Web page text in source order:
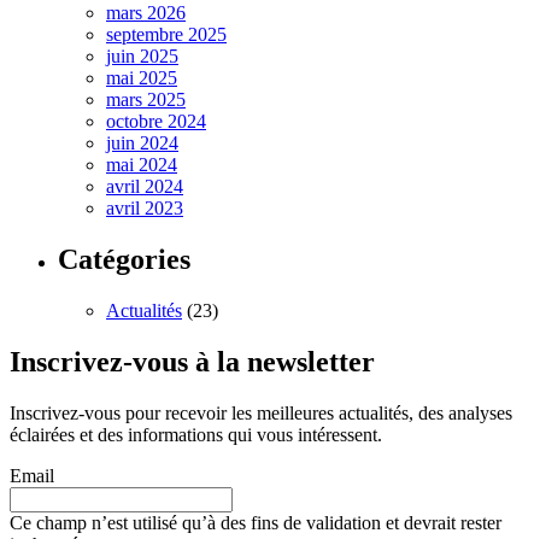
mars 2026
septembre 2025
juin 2025
mai 2025
mars 2025
octobre 2024
juin 2024
mai 2024
avril 2024
avril 2023
Catégories
Actualités (23)
Inscrivez-vous à la newsletter
Inscrivez-vous pour recevoir les meilleures actualités, des analyses
éclairées et des informations qui vous intéressent.
Email
Ce champ n’est utilisé qu’à des fins de validation et devrait rester